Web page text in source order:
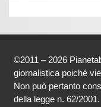
©2011 – 2026
giornalistica poiché
Non può pertanto
della legge n. 62/2001.